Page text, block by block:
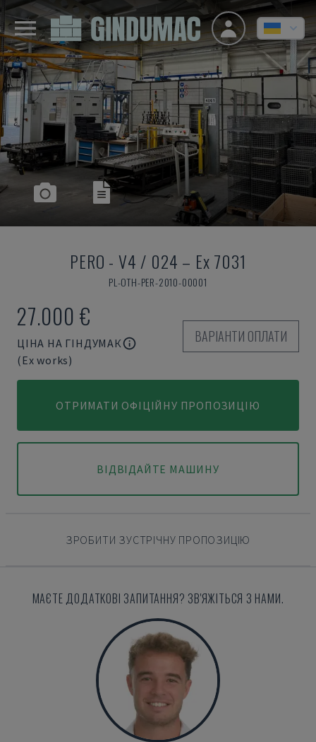
PERO -V4 / 024 – Ex 7031
PL-OTH-PER-2010-00001
27.000 €
ЦІНА НА ГІНДУМАК
(Ex works)
ВАРІАНТИ ОПЛАТИ
ОТРИМАТИ ОФІЦІЙНУ ПРОПОЗИЦІЮ
ВІДВІДАЙТЕ МАШИНУ
ЗРОБИТИ ЗУСТРІЧНУ ПРОПОЗИЦІЮ
МАЄТЕ ДОДАТКОВІ ЗАПИТАННЯ? ЗВ'ЯЖІТЬСЯ З НАМИ.